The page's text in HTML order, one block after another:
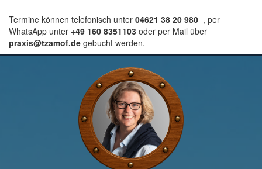
Termine können telefonisch unter 04621 38 20 980 , per
WhatsApp unter +49 160 8351103 oder per Mail über
praxis@tzamof.de gebucht werden.